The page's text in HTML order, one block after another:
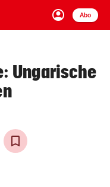
account_circle
Anmelden
Abo
close Schließen
arrow_right
Ungarische